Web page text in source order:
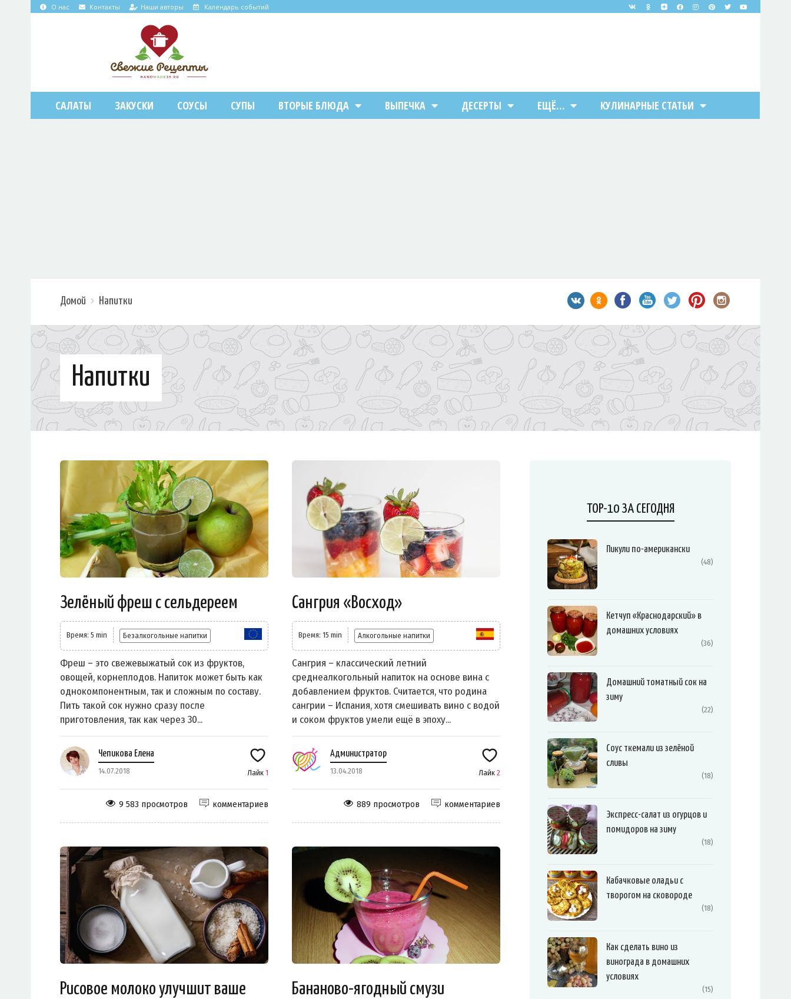
О нас Контакты Наши авторы Календарь событий
САЛАТЫ ЗАКУСКИ СОУСЫ СУПЫ ВТОРЫЕ БЛЮДА ВЫПЕЧКА ДЕСЕРТЫ ЕЩЁ… КУЛИНАРНЫЕ СТАТЬИ
Домой Напитки
Напитки
Зелёный фреш с сельдереем
Время: 5 min Безалкогольные напитки
Фреш – это свежевыжатый сок из фруктов,
овощей, корнеплодов. Напиток может быть как
однокомпонентным, так и сложным по составу.
Пить такой сок нужно сразу после
приготовления, так как через 30...
Чепикова Елена
14.07.2018 Лайк 1
комментариев
9 583 просмотров
Сангрия «Восход»
Время: 15 min Алкогольные напитки
Сангрия – классический летний
среднеалкогольный напиток на основе вина с
добавлением фруктов. Считается, что родина
сангрии – Испания, хотя смешивать вино с водой
и соком фруктов умели ещё в эпоху...
Администратор
13.04.2018 Лайк 2
комментариев
889 просмотров
Рисовое молоко улучшит ваше
Бананово-ягодный смузи
TOP-10 ЗА СЕГОДНЯ
Пикули по-американски
(48)
Кетчуп «Краснодарский» в
домашних условиях
(36)
Домашний томатный сок на
зиму
(22)
Соус ткемали из зелёной
сливы
(18)
Экспресс-салат из огурцов и
помидоров на зиму
(18)
Кабачковые оладьи с
творогом на сковороде
(18)
Как сделать вино из
винограда в домашних
условиях
(15)